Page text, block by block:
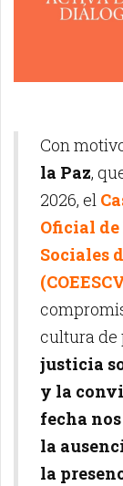
Con
la Paz,
2026, el
Oficial de
Sociales
cultura de
justicia
y la
fecha
la
la